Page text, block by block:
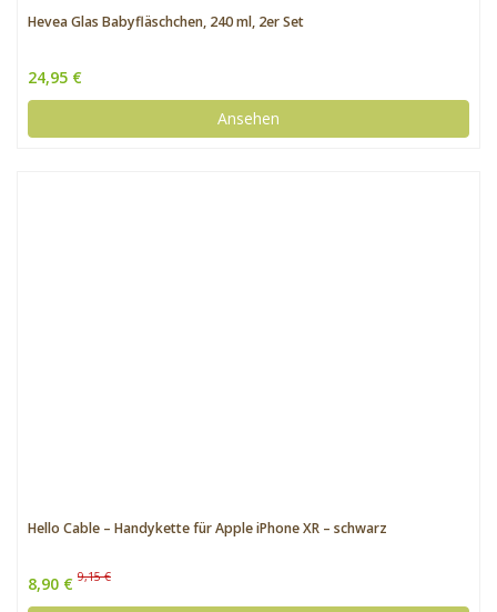
Hevea Glas Babyfläschchen, 240 ml, 2er Set
24,95 €
Ansehen
Hello Cable – Handykette für Apple iPhone XR – schwarz
8,90 € 9,15 €